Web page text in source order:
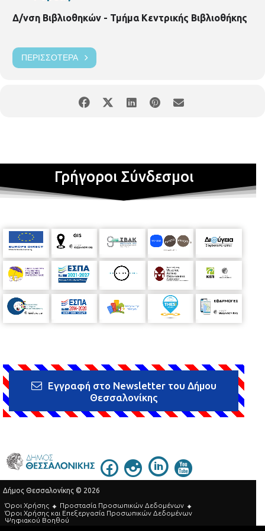
Δ/νση Βιβλιοθηκών - Τμήμα Κεντρικής Βιβλιοθήκης
ΠΕΡΙΣΣΌΤΕΡΑ
Γρήγοροι Σύνδεσμοι
Εγγραφή στο Newsletter του Δήμου
Θεσσαλονίκης
Δήμος Θεσσαλονίκης © 2026
Όροι Χρήσης
Προστασία Προσωπικών Δεδομένων
Όροι Xρήσης και Eπεξεργασία Προσωπικών Δεδομένων
Ψηφιακού Βοηθού